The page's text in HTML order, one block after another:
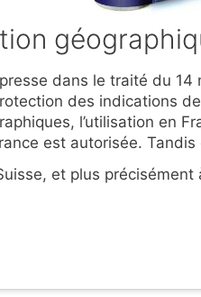
dans le traité du
des indications
l’utilisation en
est autorisée.
et plus